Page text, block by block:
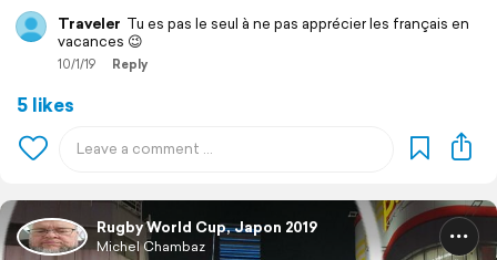
Traveler Tu es pas le seul à ne pas apprécier les français en
vacances 😉
10/1/19 Reply
5 likes
Rugby World Cup, Japon 2019
Michel Chambaz